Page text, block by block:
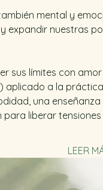
mental y
expandir nuestras
sus límites con amor
aplicado a la
una
liberar
LEER